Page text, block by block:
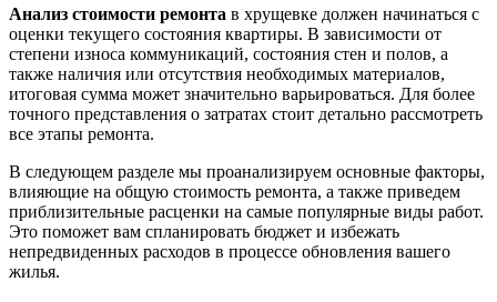
Анализ стоимости ремонта в хрущевке должен начинаться с
оценки текущего состояния квартиры. В зависимости от
степени износа коммуникаций, состояния стен и полов, а
также наличия или отсутствия необходимых материалов,
итоговая сумма может значительно варьироваться. Для более
точного представления о затратах стоит детально рассмотреть
все этапы ремонта.
В следующем разделе мы проанализируем основные факторы,
влияющие на общую стоимость ремонта, а также приведем
приблизительные расценки на самые популярные виды работ.
Это поможет вам спланировать бюджет и избежать
непредвиденных расходов в процессе обновления вашего
жилья.